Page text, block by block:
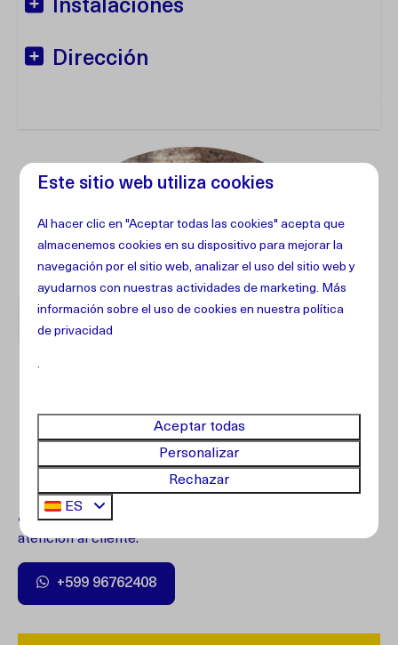
Instalaciones
Dirección
¿Preguntas?Comuníquese con nuestro servicio de
atención al cliente.
+599 96762408
Este sitio web utiliza cookies
Al hacer clic en "Aceptar todas las cookies" acepta que
almacenemos cookies en su dispositivo para mejorar la
navegación por el sitio web, analizar el uso del sitio web y
ayudarnos con nuestras actividades de marketing. Más
información sobre el uso de cookies ennuestra política
de privacidad
.
Aceptar todas
Personalizar
Rechazar
ES